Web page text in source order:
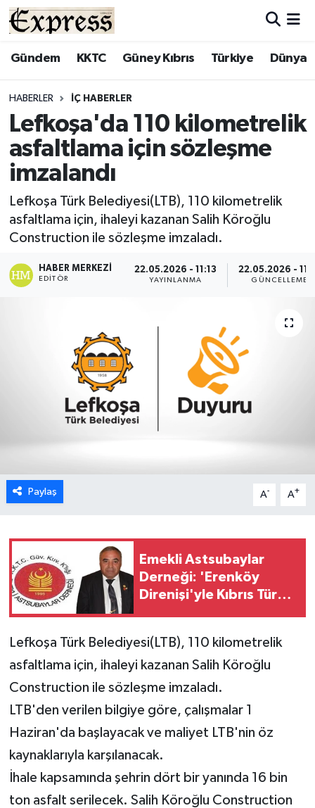
Gündem KKTC Güney Kıbrıs Türkiye Dünya
HABERLER İÇ HABERLER
Lefkoşa'da 110 kilometrelik
asfaltlama için sözleşme
imzalandı
Lefkoşa Türk Belediyesi(LTB), 110 kilometrelik
asfaltlama için, ihaleyi kazanan Salih Köroğlu
Construction ile sözleşme imzaladı.
HABER MERKEZI
EDITÖR
22.05.2026 - 11:13
YAYINLANMA
22.05.2026 -
GÜNCELLEME
Paylaş A- A+
Emekli Astsubaylar
Derneği: 'Erenköy
Direnişi'yle Kıbrıs Türk
dünyaya ilan etti'
Lefkoşa Türk Belediyesi(LTB), 110 kilometrelik
asfaltlama için, ihaleyi kazanan Salih Köroğlu
Construction ile sözleşme imzaladı.
LTB'den verilen bilgiye göre, çalışmalar 1
Haziran'da başlayacak ve maliyet LTB'nin öz
kaynaklarıyla karşılanacak.
İhale kapsamında şehrin dört bir yanında 16 bin
ton asfalt serilecek. Salih Köroğlu Construction
ALAYKÖY
BİLİM
ÇATALKÖY
DÜNYA
EĞİTİM
EKONOMİ
ESENTEPE
GAZİMAĞUSA
GİRNE
GÜNEY KIBRIS
KÜLTÜR SANAT
LAPTA
MAGAZİN
ÖZEL HABER
SAĞLIK
Hava Durumu
Süper Lig Puan Durumu ve Fikstür
Tüm Manşetler
Son Dakika Haberleri
Haber Arşivi